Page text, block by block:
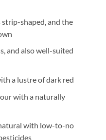
strip-shaped, and the
and also well-suited
a lustre of dark red
with a naturally
with low-to-no